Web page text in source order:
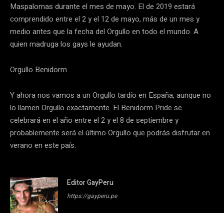
Maspalomas durante el mes de mayo. El de 2019 estará
comprendido entre el 2 y el 12 de mayo, más de un mes y
medio antes que la fecha del Orgullo en todo el mundo. A
quien madruga los gays le ayudan.
Orgullo Benidorm
Y ahora nos vamos a un Orgullo tardío en España, aunque no
lo llamen Orgullo exactamente. El Benidorm Pride se
celebrará en el año entre el 2 y el 8 de septiembre y
probablemente será el último Orgullo que podrás disfrutar en
verano en este país.
Editor GayPeru
https://gayperu.pe